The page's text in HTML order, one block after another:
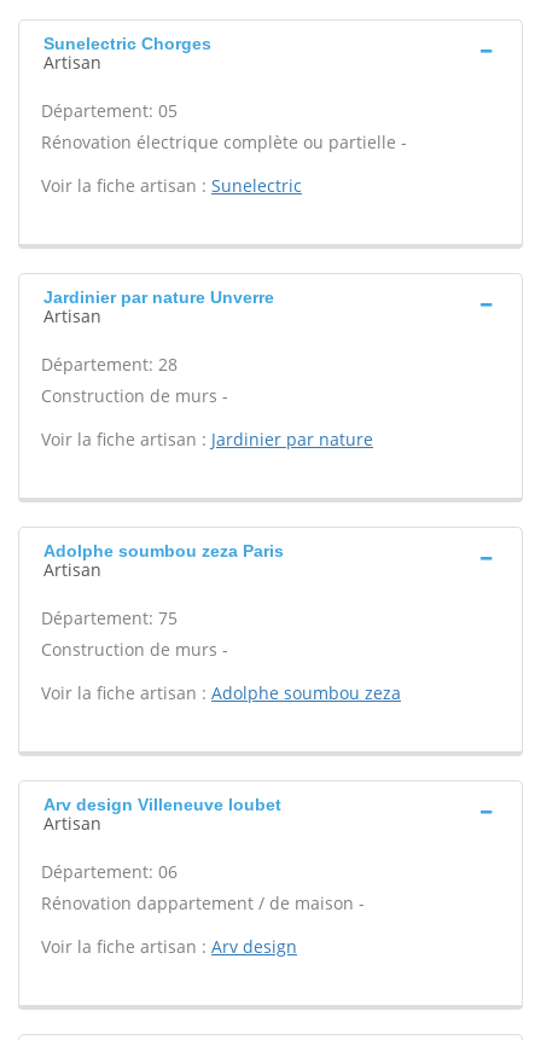
Sunelectric Chorges
Artisan
Département: 05
Rénovation électrique complète ou partielle -
Voir la fiche artisan : Sunelectric
Jardinier par nature Unverre
Artisan
Département: 28
Construction de murs -
Voir la fiche artisan : Jardinier par nature
Adolphe soumbou zeza Paris
Artisan
Département: 75
Construction de murs -
Voir la fiche artisan : Adolphe soumbou zeza
Arv design Villeneuve loubet
Artisan
Département: 06
Rénovation dappartement / de maison -
Voir la fiche artisan : Arv design